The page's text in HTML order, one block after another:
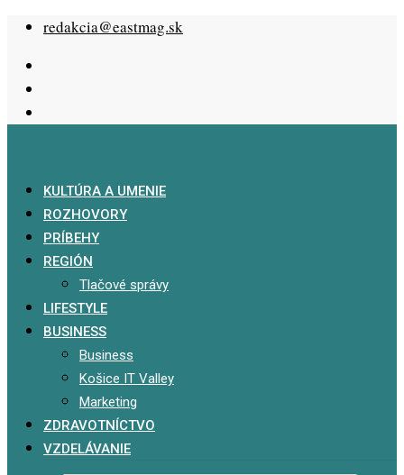
Skip
content
redakcia@eastmag.sk
KULTÚRA A UMENIE
ROZHOVORY
PRÍBEHY
REGIÓN
Tlačové správy
LIFESTYLE
BUSINESS
Business
Košice IT Valley
Marketing
ZDRAVOTNÍCTVO
VZDELÁVANIE